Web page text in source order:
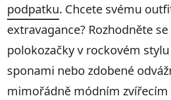
podpatku. Chcete svému
extravagance? Rozhodněte
polokozačky v rockovém
sponami nebo zdobené
mimořádně módním